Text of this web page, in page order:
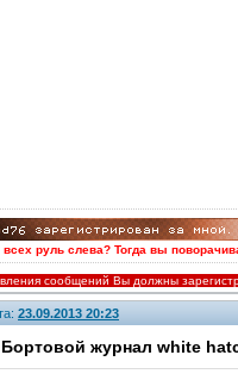
руль слева? Тогда вы
сообщений Вы должны
23.09.2013 20:23
Бортовой журнал white